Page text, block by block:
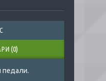
(0)
педали.